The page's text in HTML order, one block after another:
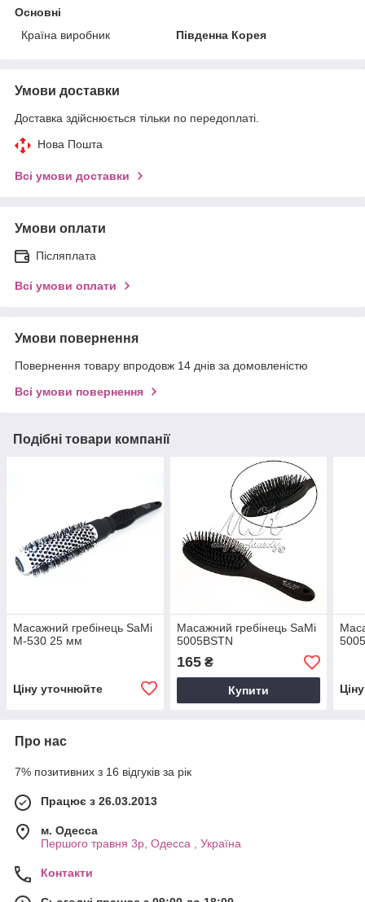
Основні
Країна виробник
Південна Корея
Умови доставки
Доставка здійснюється тільки по передоплаті.
Нова Пошта
Всі умови доставки
Умови оплати
Післяплата
Всі умови оплати
Умови повернення
Повернення товару впродовж 14 днів за домовленістю
Всі умови повернення
Подібні товари компанії
Масажний гребінець SaMi
M-530 25 мм
Ціну уточнюйте
Масажний гребінець SaMi
5005BSTN
165₴
Купити
Про нас
7% позитивних з 16 відгуків за рік
Працює з 26.03.2013
м. Одесса
Першого травня 3р, Одесса , Україна
Контакти